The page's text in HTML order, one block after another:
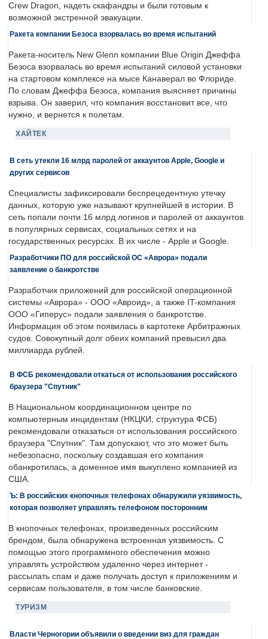
Crew Dragon, надеть скафандры и были готовым к
возможной экстренной эвакуации.
Ракета компании Безоса взорвалась во время испытаний
Ракета-носитель New Glenn компании Blue Origin Джеффа
Безоса взорвалась во время испытаний силовой установки
на стартовом комплексе на мысе Канаверал во Флориде.
По словам Джеффа Безоса, компания выясняет причины
взрыва. Он заверил, что компания восстановит все, что
нужно, и вернется к полетам.
ХАЙТЕК
В сеть утекли 16 млрд паролей от аккаунтов Apple, Google и
других сервисов
Специалисты зафиксировали беспрецедентную утечку
данных, которую уже называют крупнейшей в истории. В
сеть попали почти 16 млрд логинов и паролей от аккаунтов
в популярных сервисах, социальных сетях и на
государственных ресурсах. В их числе - Apple и Google.
Разработчики ПО для российской ОС «Аврора» подали
заявление о банкротстве
Разработчик приложений для российской операционной
системы «Аврора» - ООО «Авроид», а также IT-компания
ООО «Гиперус» подали заявления о банкротстве.
Информация об этом появилась в картотеке Арбитражных
судов. Совокупный долг обеих компаний превысил два
миллиарда рублей.
В ФСБ рекомендовали откаться от использования российского
браузера "Спутник"
В Национальном координационном центре по
компьютерным инцидентам (НКЦКИ, структура ФСБ)
рекомендовали отказаться от использования российского
браузера "Спутник". Там допускают, что это может быть
небезопасно, поскольку создавшая его компания
обанкротилась, а доменное имя выкуплено компанией из
США.
Ъ: В российских кнопочных телефонах обнаружили уязвимость,
которая позволяет управлять телефоном посторонним
В кнопочных телефонах, произведенных российским
брендом, была обнаружена встроенная уязвимость. С
помощью этого программного обеспечения можно
управлять устройством удаленно через интернет -
рассылать спам и даже получать доступ к приложениям и
сервисам пользователя, в том числе банковские.
ТУРИЗМ
Власти Черногории объявили о введении виз для граждан